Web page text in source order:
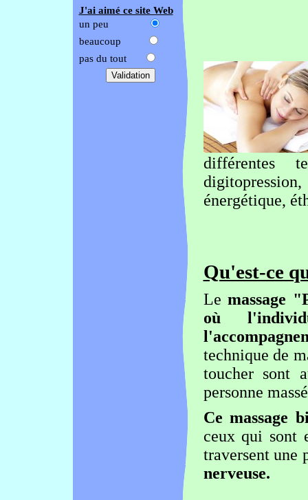
J'ai aimé ce site Web
un peu
beaucoup
pas du tout
différentes
énergétique,
Qu'est-ce
Le massage
où
technique de
toucher sont
personne
Ce massage
ceux qui sont
traversent une
nerveuse.